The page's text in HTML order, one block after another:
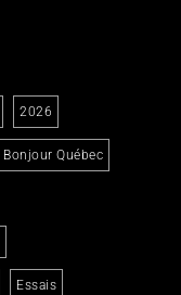
2026
Bonjour Québec
Essais